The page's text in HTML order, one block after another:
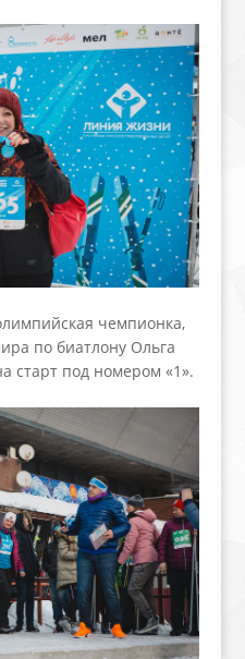
чемпионка,
по биатлону Ольга
старт под номером «1».